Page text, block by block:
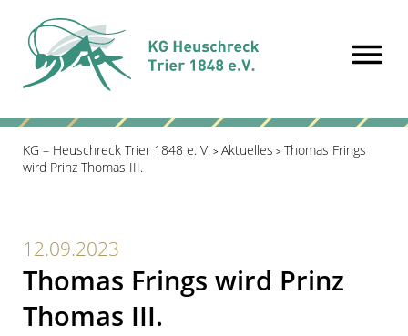
KG – Heuschreck Trier 1848 e. V. > Aktuelles > Thomas Frings
wird Prinz Thomas III.
12.09.2023
Thomas Frings wird Prinz
Thomas III.